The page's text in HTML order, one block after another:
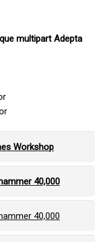
multipart Adepta
Workshop
40,000
40,000